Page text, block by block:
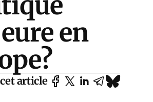
en
article